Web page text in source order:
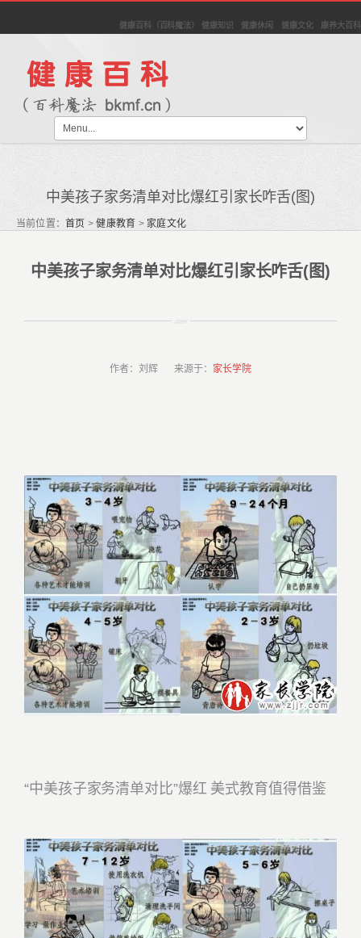
健康百科（百科魔法） 健康知识 健康休闲 健康文化 康养大百科
中美孩子家务清单对比爆红引家长咋舌(图)
当前位置：首页 >健康教育 >家庭文化
中美孩子家务清单对比爆红引家长咋舌(图)
作者：刘辉 来源于： 家长学院
“中美孩子家务清单对比”爆红 美式教育值得借鉴